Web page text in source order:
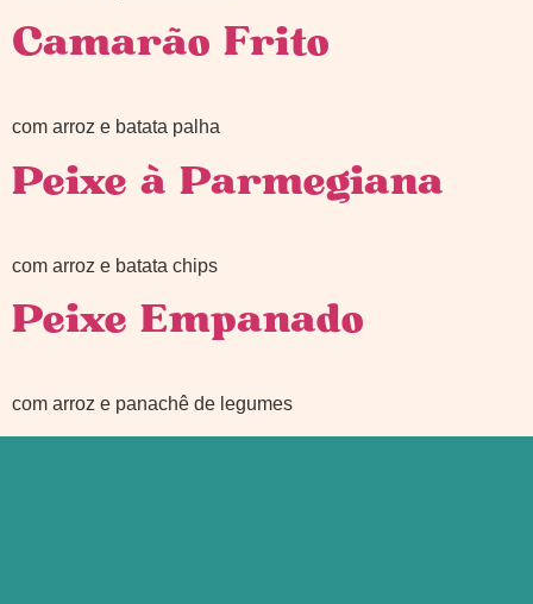
Camarão Frito
com arroz e batata palha
Peixe à Parmegiana
com arroz e batata chips
Peixe Empanado
com arroz e panachê de legumes